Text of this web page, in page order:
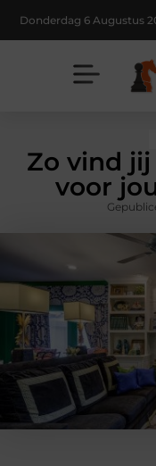
Donderdag 6 Augustus
Zo vind
voor